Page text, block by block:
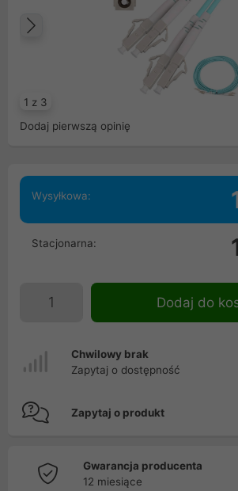
1 z 3
Poprzedni
Dodaj pierwszą opinię
Wysyłkowa:
Stacjonarna:
Dodaj do
Chwilowy brak
Zapytaj o dostępność
Zapytaj o produkt
Gwarancja producenta
12 miesiące